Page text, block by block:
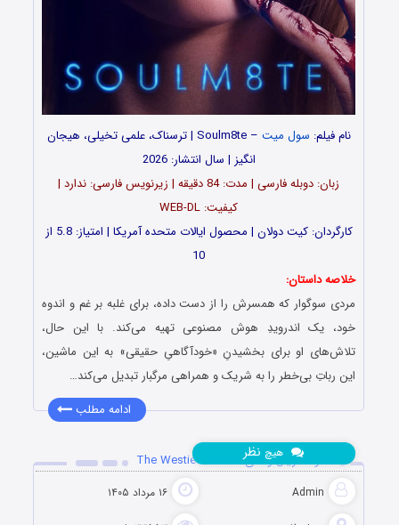
نام فیلم: سول میت
– Soulm8te | ترسناک، علمی تخیلی، هیجان
انگیز | سال انتشار: 2026
زبان: دوبله فارسی | مدت: 84 دقیقه | زیرنویس فارسی: ندارد |
کیفیت: WEB-DL
کارگردان: کیت دولان | محصول ایالات متحده آمریکا | امتیاز: 5.8 از
10
خلاصه داستان:
مردی سوگوار که همسرش را از دست داده، برای غلبه بر غم و اندوه
خود، یک اندرویدِ هوش مصنوعی تهیه می‌کند. با این حال،
تلاش‌های او برای بخشیدنِ «خودآگاهیِ حقیقی» به این ماشین،
این رباتِ بی‌خطر را به شریک و همراهی مرگبار تبدیل می‌کند…
ادامه مطلب
دانلود سریال وستی‌ها The Westies 2026
Admin ۱۶ مرداد ۱۴۰۵
هیچ نظر